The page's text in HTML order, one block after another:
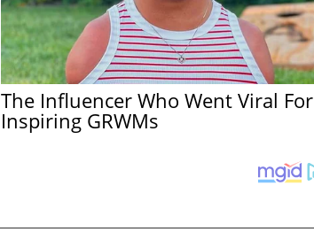
The Influencer Who Went Viral For
Inspiring GRWMs